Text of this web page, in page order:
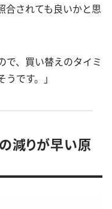
合されても良いかと思
で、買い替えのタイミ
です。」
減りが早い原